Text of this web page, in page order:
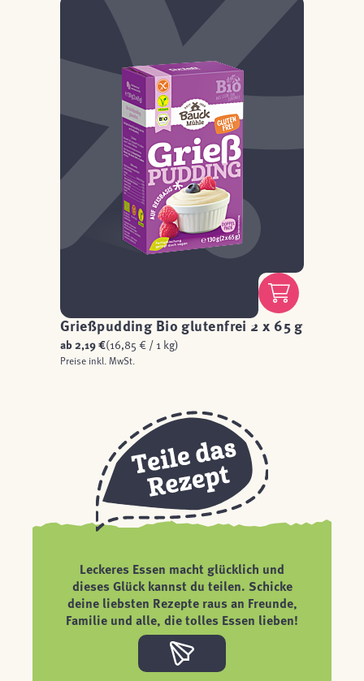
Grießpudding Bio glutenfrei 2 x 65 g
ab 2,19 €(16,85 € / 1 kg)
Preise inkl. MwSt.
Leckeres Essen macht glücklich und
dieses Glück kannst du teilen. Schicke
deine liebsten Rezepte raus an Freunde,
Familie und alle, die tolles Essen lieben!